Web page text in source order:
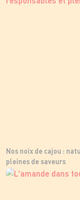
Nos noix de cajou :
pleines de saveurs